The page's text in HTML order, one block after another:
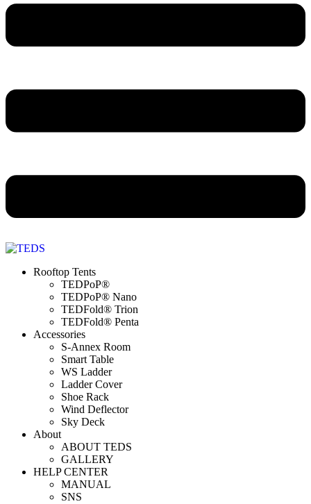
Rooftop Tents
TEDPoP®
TEDPoP® Nano
TEDFold® Trion
TEDFold® Penta
Accessories
S-Annex Room
Smart Table
WS Ladder
Ladder Cover
Shoe Rack
Wind Deflector
Sky Deck
About
ABOUT TEDS
GALLERY
HELP CENTER
MANUAL
SNS